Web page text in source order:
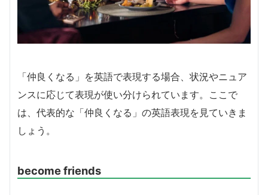
「仲良くなる」を英語で表現する場合、状況やニュア
ンスに応じて表現が使い分けられています。ここで
は、代表的な「仲良くなる」の英語表現を見ていきま
しょう。
become friends